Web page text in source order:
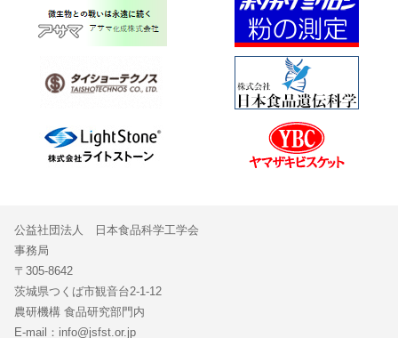
公益社団法人 日本食品科学工学会
事務局
〒305-8642
茨城県つくば市観音台2-1-12
農研機構 食品研究部門内
E-mail：info@jsfst.or.jp